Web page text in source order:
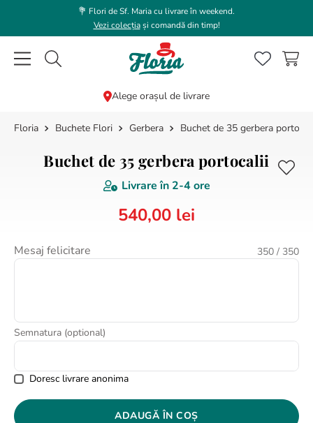
💐 Flori de Sf. Maria cu livrare în weekend.
Vezi colecțiași comandă din timp!
Caută flori, plante, cadouri...
Alege orașul de livrare
Buchete Flori Gerbera Buchet de 35 gerbera
Buchet de 35 gerbera portocalii
Livrare în 2-4 ore
540,00 lei
Mesaj felicitare 350 / 350
Semnatura (optional)
Doresc livrare anonima
ADAUGĂ ÎN COȘ
CĂUTĂRI POPULARE
5.
buchet lalele
8.
buchet trandafiri
9
10. crin